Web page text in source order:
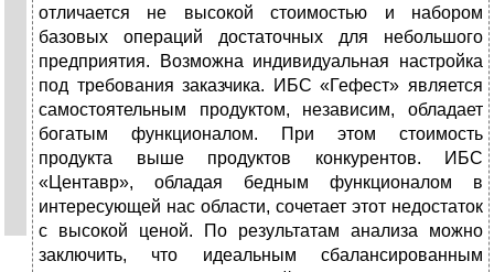
отличается не высокой стоимостью и набором
базовых операций достаточных для небольшого
предприятия. Возможна индивидуальная настройка
под требования заказчика. ИБС «Гефест» является
самостоятельным продуктом, независим, обладает
богатым функционалом. При этом стоимость
продукта выше продуктов конкурентов. ИБС
«Центавр», обладая бедным функционалом в
интересующей нас области, сочетает этот недостаток
с высокой ценой. По результатам анализа можно
заключить, что идеальным сбалансированным